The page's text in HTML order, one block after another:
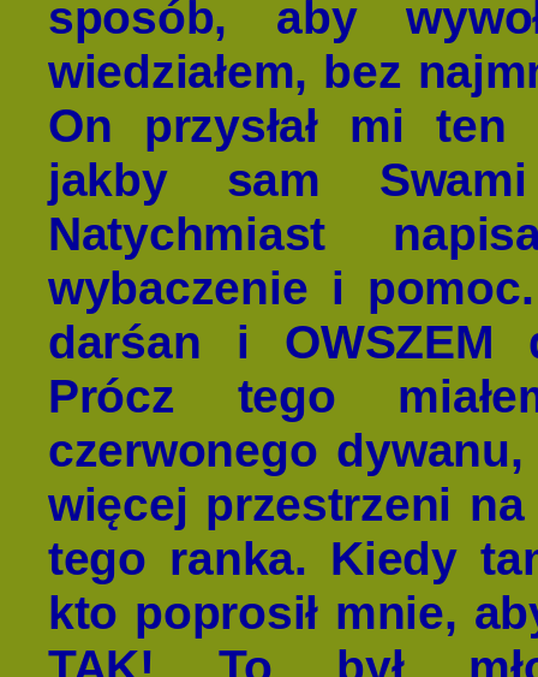
sposób, aby
wiedziałem, bez
On przysłał mi ten
jakby sam
Natychmiast
wybaczenie i
darśan i OWSZEM
Prócz tego
czerwonego
więcej przestrzeni
tego ranka. Kiedy
kto poprosił mnie,
TAK! To był